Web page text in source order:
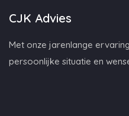
CJK Advies
Met onze jarenlange
persoonlijke situatie en